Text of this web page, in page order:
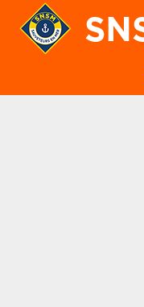
En
ce site, vous
cookies